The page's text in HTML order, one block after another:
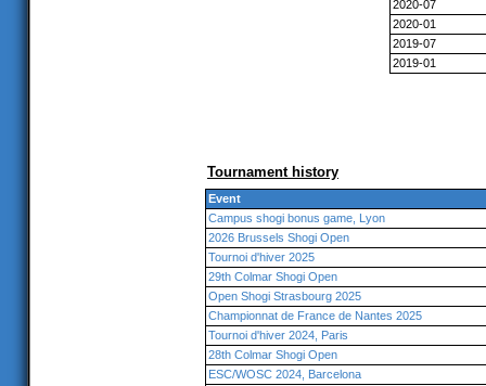
2020-07
2020-01
2019-07
2019-01
Tournament history
Event
Campus shogi bonus game, Lyon
2026 Brussels Shogi Open
Tournoi d'hiver 2025
29th Colmar Shogi Open
Open Shogi Strasbourg 2025
Championnat de France de Nantes 2025
Tournoi d'hiver 2024, Paris
28th Colmar Shogi Open
ESC/WOSC 2024, Barcelona